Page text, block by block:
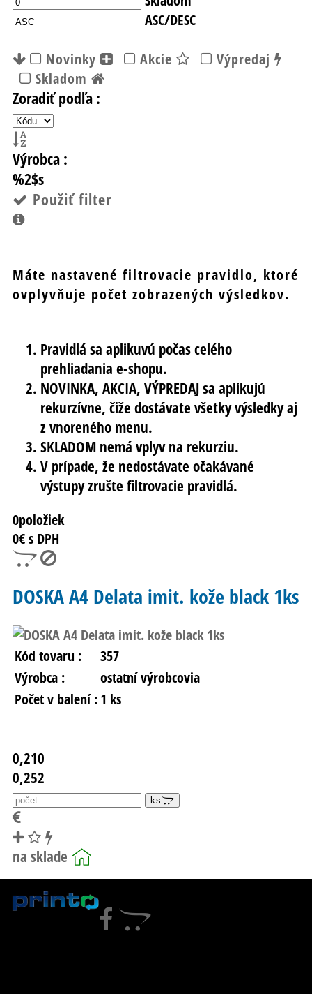
ASC/DESC
Novinky
Akcie
Výpredaj
Skladom
Zoradiť podľa :
Výrobca :
%2$s
Použiť filter
Máte nastavené filtrovacie pravidlo, ktoré
ovplyvňuje počet zobrazených výsledkov.
Pravidlá sa aplikuvú počas celého
prehliadania e-shopu.
NOVINKA, AKCIA, VÝPREDAJ sa aplikujú
rekurzívne, čiže dostávate všetky výsledky aj
z vnoreného menu.
SKLADOM nemá vplyv na rekurziu.
V prípade, že nedostávate očakávané
výstupy zrušte filtrovacie pravidlá.
0položiek
0€ s DPH
DOSKA A4 Delata imit. kože black 1ks
Kód tovaru :
357
Výrobca :
ostatní výrobcovia
Počet v balení :1 ks
0,210
0,252
ks